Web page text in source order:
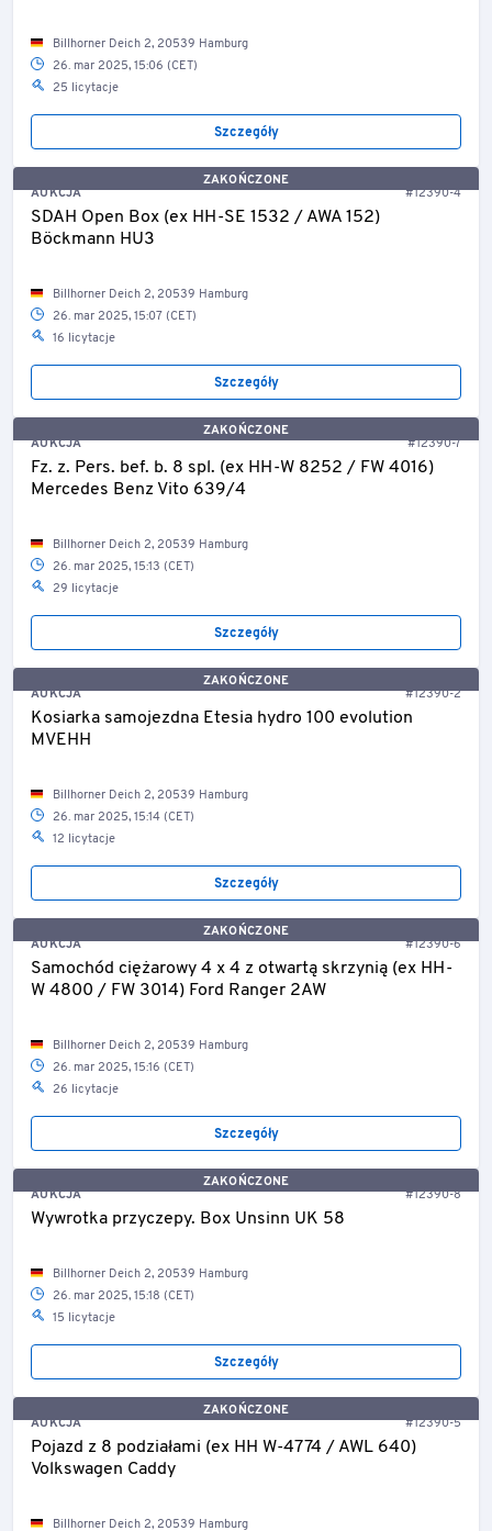
Billhorner Deich 2, 20539 Hamburg
26. mar 2025, 15:06 (CET)
25 licytacje
Szczegóły
ZAKOŃCZONE
AUKCJA
#12390-4
SDAH Open Box (ex HH-SE 1532 / AWA 152)
Böckmann HU3
Billhorner Deich 2, 20539 Hamburg
26. mar 2025, 15:07 (CET)
16 licytacje
Szczegóły
ZAKOŃCZONE
AUKCJA
#12390-7
Fz. z. Pers. bef. b. 8 spl. (ex HH-W 8252 / FW 4016)
Mercedes Benz Vito 639/4
Billhorner Deich 2, 20539 Hamburg
26. mar 2025, 15:13 (CET)
29 licytacje
Szczegóły
ZAKOŃCZONE
AUKCJA
#12390-2
Kosiarka samojezdna Etesia hydro 100 evolution
MVEHH
Billhorner Deich 2, 20539 Hamburg
26. mar 2025, 15:14 (CET)
12 licytacje
Szczegóły
ZAKOŃCZONE
AUKCJA
#12390-6
Samochód ciężarowy 4 x 4 z otwartą skrzynią (ex HH-
W 4800 / FW 3014) Ford Ranger 2AW
Billhorner Deich 2, 20539 Hamburg
26. mar 2025, 15:16 (CET)
26 licytacje
Szczegóły
ZAKOŃCZONE
AUKCJA
#12390-8
Wywrotka przyczepy. Box Unsinn UK 58
Billhorner Deich 2, 20539 Hamburg
26. mar 2025, 15:18 (CET)
15 licytacje
Szczegóły
ZAKOŃCZONE
AUKCJA
#12390-5
Pojazd z 8 podziałami (ex HH W-4774 / AWL 640)
Volkswagen Caddy
Billhorner Deich 2, 20539 Hamburg